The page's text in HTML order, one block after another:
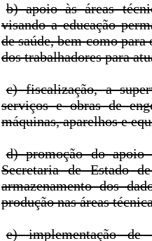
b) apoio às áreas
visando a educação
de saúde, bem como
dos trabalhadores para
c) fiscalização, a
serviços e obras de
máquinas, aparelhos e
d) promoção do apoio
Secretaria de Estado
armazenamento dos
produção nas áreas
e) implementação de